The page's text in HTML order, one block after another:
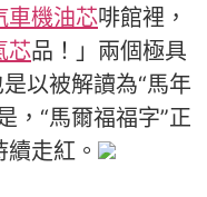
車機油芯啡館裡，
芯品！」兩個極具
以被解讀為“馬年
，“馬爾福福字”正
走紅。